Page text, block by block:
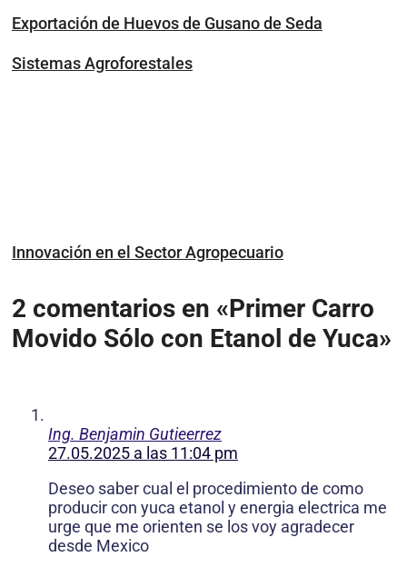
Exportación de Huevos de Gusano de Seda
Sistemas Agroforestales
Innovación en el Sector Agropecuario
2 comentarios en «Primer Carro
Movido Sólo con Etanol de Yuca»
Ing. Benjamin Gutieerrez
27.05.2025 a las 11:04 pm
Deseo saber cual el procedimiento de como
producir con yuca etanol y energia electrica me
urge que me orienten se los voy agradecer
desde Mexico